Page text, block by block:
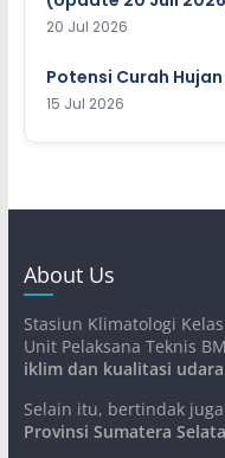
20 Jul 2026
Potensi Curah
15 Jul 2026
About Us
Stasiun Klimatologi
Unit Pelaksana Teknis
iklim dan kualitasi
Selain itu, bertindak
Provinsi Sumatera